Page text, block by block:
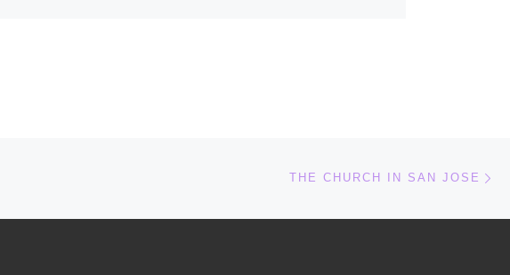
THE CHURCH IN SAN JOSE